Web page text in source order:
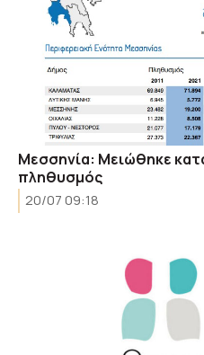
Μεσσηνία: Μειώθηκε
πληθυσμός
20/07 09:18